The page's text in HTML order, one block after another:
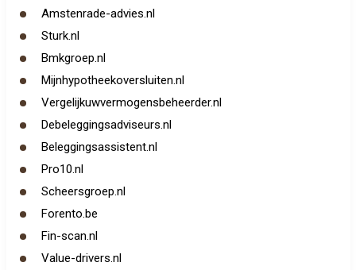
Amstenrade-advies.nl
Sturk.nl
Bmkgroep.nl
Mijnhypotheekoversluiten.nl
Vergelijkuwvermogensbeheerder.nl
Debeleggingsadviseurs.nl
Beleggingsassistent.nl
Pro10.nl
Scheersgroep.nl
Forento.be
Fin-scan.nl
Value-drivers.nl